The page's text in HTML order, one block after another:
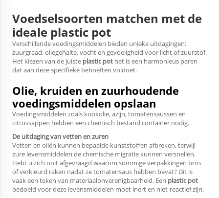
Voedselsoorten matchen met de
ideale plastic pot
Verschillende voedingsmiddelen bieden unieke uitdagingen:
zuurgraad, oliegehalte, vocht en gevoeligheid voor licht of zuurstof.
Het kiezen van de juiste plastic pot het is een harmonieus paren
dat aan deze specifieke behoeften voldoet.
Olie, kruiden en zuurhoudende
voedingsmiddelen opslaan
Voedingsmiddelen zoals kookolie, azijn, tomatensaussen en
citrussappen hebben een chemisch bestand container nodig.
De uitdaging van vetten en zuren
Vetten en oliën kunnen bepaalde kunststoffen afbreken, terwijl
zure levensmiddelen de chemische migratie kunnen versnellen.
Hebt u zich ooit afgevraagd waarom sommige verpakkingen bros
of verkleurd raken nadat ze tomatensaus hebben bevat? Dit is
vaak een teken van materiaalonverenigbaarheid. Een plastic pot
bedoeld voor deze levensmiddelen moet inert en niet-reactief zijn.